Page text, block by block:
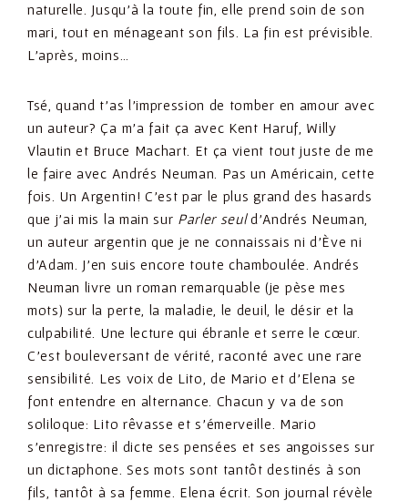
naturelle. Jusqu’à la toute fin, elle prend soin de son
mari, tout en ménageant son fils. La fin est prévisible.
L’après, moins…
Tsé, quand t’as l’impression de tomber en amour avec
un auteur? Ça m’a fait ça avec Kent Haruf, Willy
Vlautin et Bruce Machart. Et ça vient tout juste de me
le faire avec Andrés Neuman. Pas un Américain, cette
fois. Un Argentin! C’est par le plus grand des hasards
que j’ai mis la main sur Parler seuld’Andrés Neuman,
un auteur argentin que je ne connaissais ni d’Ève ni
d’Adam. J’en suis encore toute chamboulée. Andrés
Neuman livre un roman remarquable (je pèse mes
mots) sur la perte, la maladie, le deuil, le désir et la
culpabilité. Une lecture qui ébranle et serre le cœur.
C’est bouleversant de vérité, raconté avec une rare
sensibilité. Les voix de Lito, de Mario et d’Elena se
font entendre en alternance. Chacun y va de son
soliloque: Lito rêvasse et s’émerveille. Mario
s’enregistre: il dicte ses pensées et ses angoisses sur
un dictaphone. Ses mots sont tantôt destinés à son
fils, tantôt à sa femme. Elena écrit. Son journal révèle